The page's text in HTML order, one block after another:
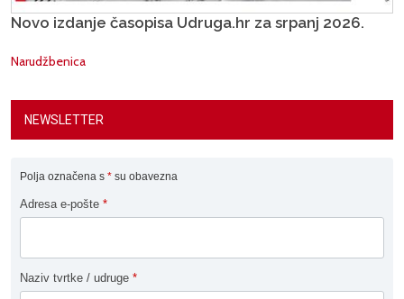
Novo izdanje časopisa Udruga.hr za srpanj 2026.
Narudžbenica
NEWSLETTER
Polja označena s * su obavezna
Adresa e-pošte *
Naziv tvrtke / udruge *